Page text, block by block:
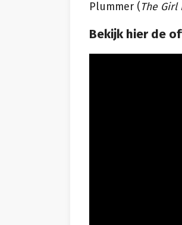
Plummer (The Girl
Bekijk hier de